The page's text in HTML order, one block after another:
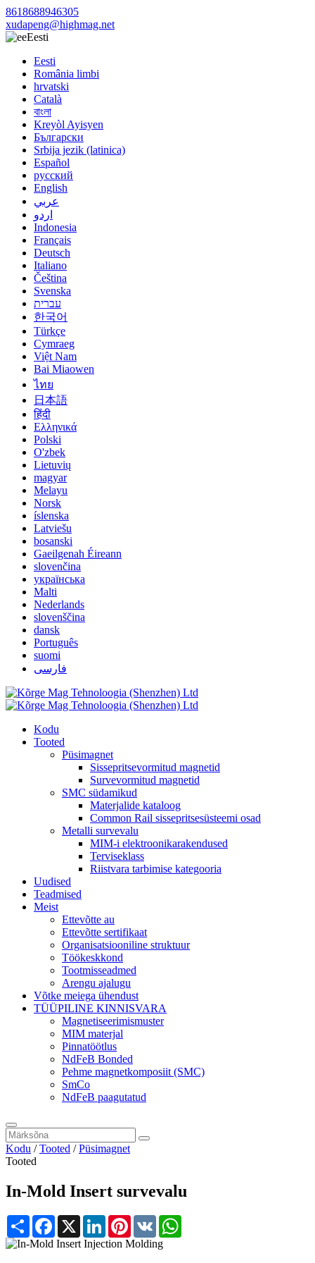
8618688946305
xudapeng@highmag.net
Eesti
Eesti
România limbi
hrvatski
Català
বাংলা
Kreyòl Ayisyen
Български
Srbija jezik (latinica)
Español
русский
English
عربي
اردو
Indonesia
Français
Deutsch
Italiano
Čeština
Svenska
עברית
한국어
Türkçe
Cymraeg
Việt Nam
Bai Miaowen
ไทย
日本語
हिंदी
Ελληνικά
Polski
O'zbek
Lietuvių
magyar
Melayu
Norsk
íslenska
Latviešu
bosanski
Gaeilgenah Éireann
slovenčina
українська
Malti
Nederlands
slovenščina
dansk
Português
suomi
فارسی
Kodu
Tooted
Püsimagnet
Sissepritsevormitud magnetid
Survevormitud magnetid
SMC südamikud
Materjalide kataloog
Common Rail sissepritsesüsteemi osad
Metalli survevalu
MIM-i elektroonikarakendused
Terviseklass
Riistvara tarbimise kategooria
Uudised
Teadmised
Meist
Ettevõtte au
Ettevõtte sertifikaat
Organisatsiooniline struktuur
Töökeskkond
Tootmisseadmed
Arengu ajalugu
Võtke meiega ühendust
TÜÜPILINE KINNISVARA
Magnetiseerimismuster
MIM materjal
Pinnatöötlus
NdFeB Bonded
Pehme magnetkomposiit (SMC)
SmCo
NdFeB paagutatud
Kodu /Tooted /Püsimagnet
Tooted
In-Mold Insert survevalu
Share Facebook
X LinkedInPinterest
VK